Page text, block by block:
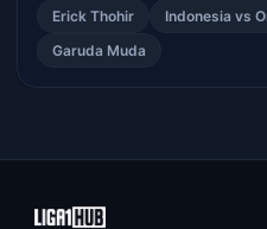
Erick Thohir
Indonesia vs
Garuda Muda